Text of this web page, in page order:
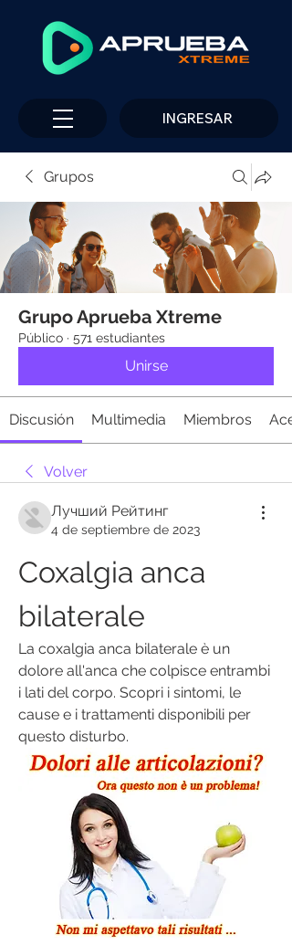
INGRESAR
Grupos
Grupo Aprueba Xtreme
Público · 571 estudiantes
Unirse
Discusión Multimedia Miembros
Volver
Лучший Рейтинг
4 de septiembre de 2023
Coxalgia anca
bilaterale
La coxalgia anca bilaterale è un
dolore all'anca che colpisce entrambi
i lati del corpo. Scopri i sintomi, le
cause e i trattamenti disponibili per
questo disturbo.